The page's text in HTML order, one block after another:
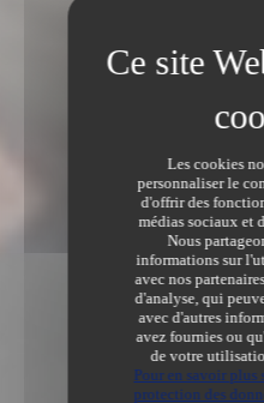
Les cookies
personnaliser le
d'offrir des
médias sociaux et
Nous
informations sur
avec nos
d'analyse, qui
avec d'autres
avez fournies ou
de votre
Pour en savoir
protection des